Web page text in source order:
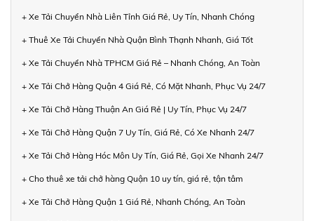
+ Xe Tải Chuyển Nhà Liên Tỉnh Giá Rẻ, Uy Tín, Nhanh Chóng
+ Thuê Xe Tải Chuyển Nhà Quận Bình Thạnh Nhanh, Giá Tốt
+ Xe Tải Chuyển Nhà TPHCM Giá Rẻ – Nhanh Chóng, An Toàn
+ Xe Tải Chở Hàng Quận 4 Giá Rẻ, Có Mặt Nhanh, Phục Vụ 24/7
+ Xe Tải Chở Hàng Thuận An Giá Rẻ | Uy Tín, Phục Vụ 24/7
+ Xe Tải Chở Hàng Quận 7 Uy Tín, Giá Rẻ, Có Xe Nhanh 24/7
+ Xe Tải Chở Hàng Hóc Môn Uy Tín, Giá Rẻ, Gọi Xe Nhanh 24/7
+ Cho thuê xe tải chở hàng Quận 10 uy tín, giá rẻ, tận tâm
+ Xe Tải Chở Hàng Quận 1 Giá Rẻ, Nhanh Chóng, An Toàn